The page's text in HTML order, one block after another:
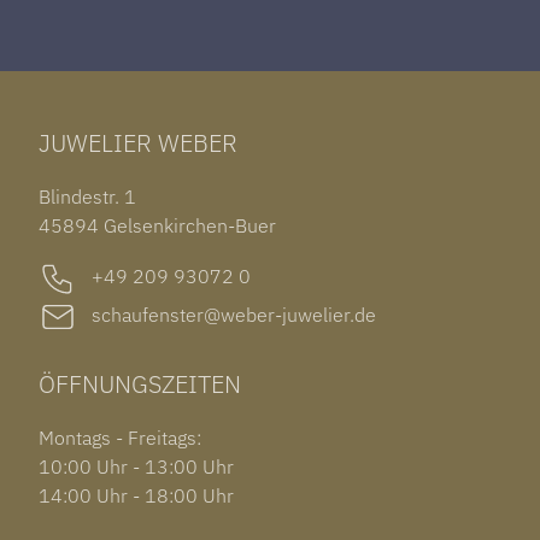
IWC PORTUGIESER
ARMSCHMUCK
OHRSCHMUCK
OUT OF COLLECTION
TAG HEUER CARRERA
ROLEX SUBMARINER DATE
GARMIN VENU 3S
JUWELIER WEBER
Blindestr. 1
45894 Gelsenkirchen-Buer
+49 209 93072 0
schaufenster@weber-juwelier.de
ÖFFNUNGSZEITEN
Montags - Freitags:
10:00 Uhr - 13:00 Uhr
14:00 Uhr - 18:00 Uhr